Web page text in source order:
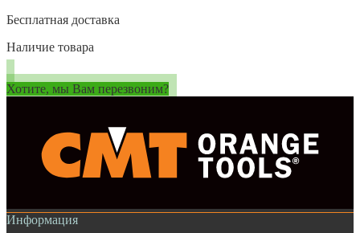
Бесплатная доставка
Наличие товара
Хотите, мы Вам перезвоним?
Информация